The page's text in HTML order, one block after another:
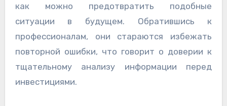
как можно предотвратить подобные
ситуации в будущем. Обратившись к
профессионалам, они стараются избежать
повторной ошибки, что говорит о доверии к
тщательному анализу информации перед
инвестициями.